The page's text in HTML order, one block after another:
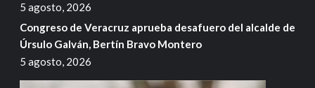
5 agosto, 2026
Congreso de Veracruz aprueba desafuero del alcalde de
Úrsulo Galván, Bertín Bravo Montero
5 agosto, 2026